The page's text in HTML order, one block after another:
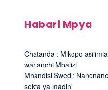
Habari Mpya
Chatanda : Mikopo
wananchi Mbalizi
Mhandisi Swedi:
sekta ya madini